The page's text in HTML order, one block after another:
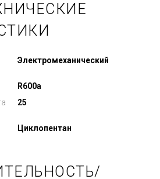
Электромеханический
R600a
25
Циклопентан